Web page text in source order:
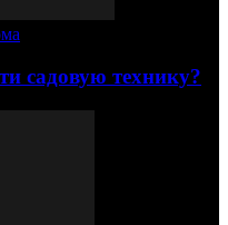
садовую технику?